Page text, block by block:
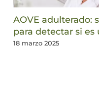
AOVE adulterado:
para detectar si es
18 marzo 2025